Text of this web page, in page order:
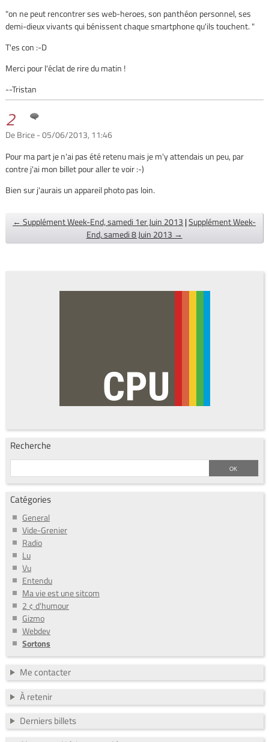
"on ne peut rencontrer ses web-heroes, son panthéon personnel, ses
demi-dieux vivants qui bénissent chaque smartphone qu'ils touchent. "
T'es con :-D
Merci pour l'éclat de rire du matin !
--Tristan
2
De Brice - 05/06/2013, 11:46
Pour ma part je n'ai pas été retenu mais je m'y attendais un peu, par
contre j'ai mon billet pour aller te voir :-)
Bien sur j'aurais un appareil photo pas loin.
← Supplément Week-End, samedi 1er Juin 2013 |Supplément Week-
End, samedi 8 Juin 2013 →
Recherche
Catégories
General
Vide-Grenier
Radio
Lu
Vu
Entendu
Ma vie est une sitcom
2 ¢ d'humour
Gizmo
Webdev
Sortons
Me contacter
À retenir
Derniers billets